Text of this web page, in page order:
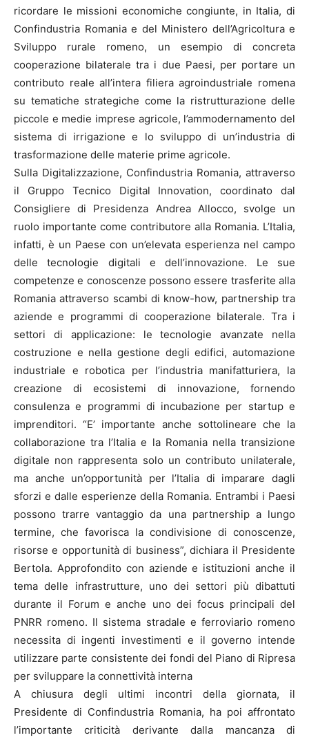
ricordare le missioni economiche congiunte, in Italia, di
Confindustria Romania e del Ministero dell’Agricoltura e
Sviluppo rurale romeno, un esempio di concreta
cooperazione bilaterale tra i due Paesi, per portare un
contributo reale all’intera filiera agroindustriale romena
su tematiche strategiche come la ristrutturazione delle
piccole e medie imprese agricole, l’ammodernamento del
sistema di irrigazione e lo sviluppo di un’industria di
trasformazione delle materie prime agricole.
Sulla Digitalizzazione, Confindustria Romania, attraverso
il Gruppo Tecnico Digital Innovation, coordinato dal
Consigliere di Presidenza Andrea Allocco, svolge un
ruolo importante come contributore alla Romania. L’Italia,
infatti, è un Paese con un’elevata esperienza nel campo
delle tecnologie digitali e dell’innovazione. Le sue
competenze e conoscenze possono essere trasferite alla
Romania attraverso scambi di know-how, partnership tra
aziende e programmi di cooperazione bilaterale. Tra i
settori di applicazione: le tecnologie avanzate nella
costruzione e nella gestione degli edifici, automazione
industriale e robotica per l’industria manifatturiera, la
creazione di ecosistemi di innovazione, fornendo
consulenza e programmi di incubazione per startup e
imprenditori. “E’ importante anche sottolineare che la
collaborazione tra l’Italia e la Romania nella transizione
digitale non rappresenta solo un contributo unilaterale,
ma anche un’opportunità per l’Italia di imparare dagli
sforzi e dalle esperienze della Romania. Entrambi i Paesi
possono trarre vantaggio da una partnership a lungo
termine, che favorisca la condivisione di conoscenze,
risorse e opportunità di business”, dichiara il Presidente
Bertola. Approfondito con aziende e istituzioni anche il
tema delle infrastrutture, uno dei settori più dibattuti
durante il Forum e anche uno dei focus principali del
PNRR romeno. Il sistema stradale e ferroviario romeno
necessita di ingenti investimenti e il governo intende
utilizzare parte consistente dei fondi del Piano di Ripresa
per sviluppare la connettività interna
A chiusura degli ultimi incontri della giornata, il
Presidente di Confindustria Romania, ha poi affrontato
l’importante criticità derivante dalla mancanza di